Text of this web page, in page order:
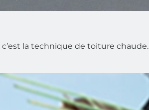
la technique de toiture chaude.